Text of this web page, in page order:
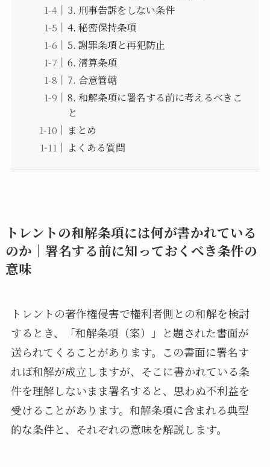
3. 刑事告訴をしない条件
4. 秘密保持条項
5. 謝罪条項と再犯防止
6. 清算条項
7. 合意管轄
8. 和解条項に署名する前に考えるべきこ
と
まとめ
よくある質問
トレントの和解条項には何が書かれている
のか｜署名する前に知っておくべき条件の
意味
トレントの著作権侵害で権利者側との和解を検討
するとき、「和解条項（案）」と題された書面が
送られてくることがあります。この書面に署名す
れば和解が成立しますが、そこに書かれている条
件を理解しないまま署名すると、思わぬ不利益を
受けることがあります。和解条項に含まれる典型
的な条件と、それぞれの意味を解説します。